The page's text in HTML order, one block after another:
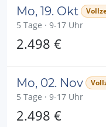
Mo, 19. Okt
5 Tage · 9-17 Uhr
2.498 €
Mo, 02. Nov
5 Tage · 9-17 Uhr
2.498 €